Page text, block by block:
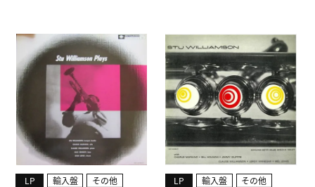
LP 輸入盤 その他 LP 輸入盤 その他